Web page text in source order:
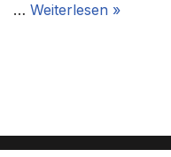
… Weiterlesen »